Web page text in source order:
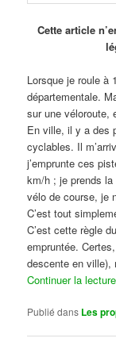
Cette article
Lorsque je roule à
départementale.
sur une véloroute,
En ville, il y a des
cyclables. Il
j’emprunte ces
km/h ; je prends
vélo de course, je
C’est tout
C’est cette règle
empruntée.
descente en ville),
Continuer la lecture
Publié dans Les